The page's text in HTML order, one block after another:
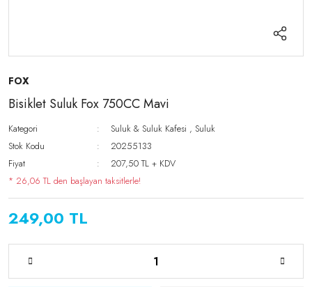
FOX
Bisiklet Suluk Fox 750CC Mavi
Kategori Suluk & Suluk Kafesi ,Suluk
Stok Kodu
20255133
Fiyat
207,50 TL + KDV
* 26,06 TL den başlayan taksitlerle!
249,00 TL